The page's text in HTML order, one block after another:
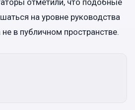
на уровне руководства
в публичном пространстве.